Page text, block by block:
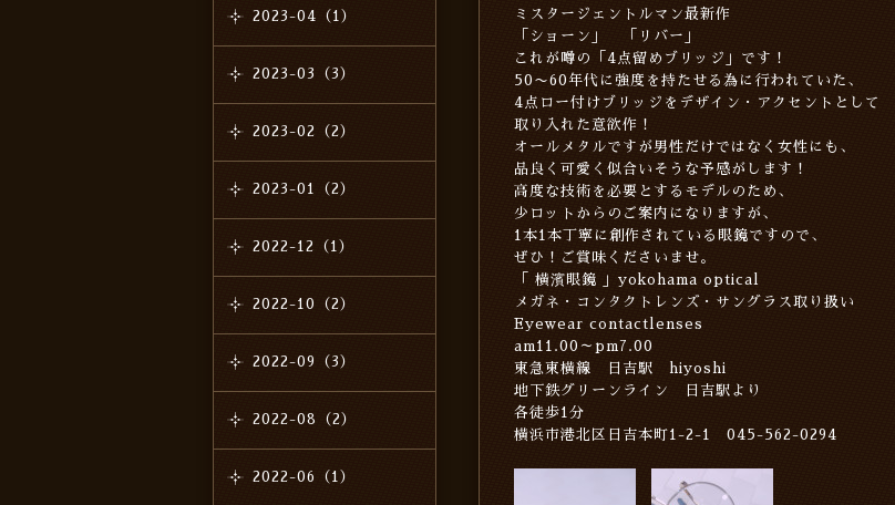
ミスタージェントルマン最新作
「ショーン」 「リバー」
これが噂の「4点留めブリッジ」です！
50〜60年代に強度を持たせる為に行われていた、
4点ロー付けブリッジをデザイン・アクセントとして
取り入れた意欲作！
オールメタルですが男性だけではなく女性にも、
品良く可愛く似合いそうな予感がします！
高度な技術を必要とするモデルのため、
少ロットからのご案内になりますが、
1本1本丁寧に創作されている眼鏡ですので、
ぜひ！ご賞味くださいませ。
「 横濱眼鏡 」yokohama optical
メガネ・コンタクトレンズ・サングラス取り扱い
Eyewear contactlenses
am11.00～pm7.00
東急東横線 日吉駅 hiyoshi
地下鉄グリーンライン 日吉駅より
各徒歩1分
横浜市港北区日吉本町1-2-1 045-562-0294
2023-04（1）
2023-03（3）
2023-02（2）
2023-01（2）
2022-12（1）
2022-10（2）
2022-09（3）
2022-08（2）
2022-06（1）